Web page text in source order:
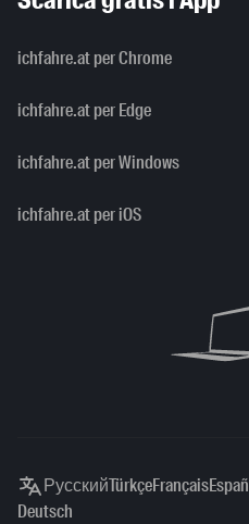
ichfahre.at per Chrome
ichfahre.at per Edge
ichfahre.at per Windows
ichfahre.at per iOS
РусскийTürkçeFrançais
Deutsch